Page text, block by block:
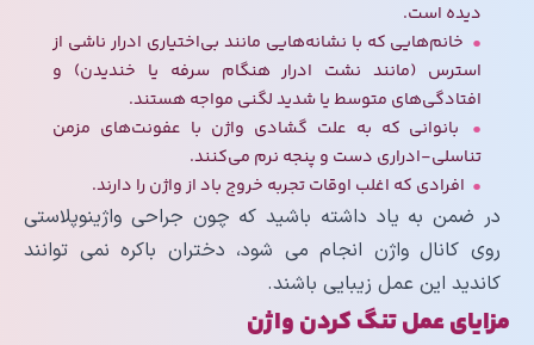
دیده است.
خانم‌هایی که با نشانه‌هایی مانند بی‌اختیاری ادرار ناشی از
استرس (مانند نشت ادرار هنگام سرفه یا خندیدن) و
افتادگی‌های متوسط یا شدید لگنی مواجه هستند.
بانوانی که به علت گشادی واژن با عفونت‌های مزمن
تناسلی-ادراری دست و پنجه نرم می‌کنند.
افرادی که اغلب اوقات تجربه خروج باد از واژن را دارند.
در ضمن به یاد داشته باشید که چون جراحی واژینوپلاستی
روی کانال واژن انجام می شود، دختران باکره نمی توانند
کاندید این عمل زیبایی باشند.
مزایای عمل تنگ کردن واژن